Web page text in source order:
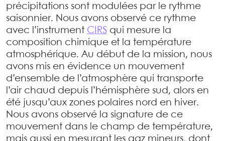
précipitations sont modulées par le rythme
saisonnier. Nous avons observé ce rythme
avec l’instrument CIRS qui mesure la
composition chimique et la température
atmosphérique. Au début de la mission, nous
avons mis en évidence un mouvement
d’ensemble de l’atmosphère qui transporte
l’air chaud depuis l’hémisphère sud, alors en
été jusqu’aux zones polaires nord en hiver.
Nous avons observé la signature de ce
mouvement dans le champ de température,
mais aussi en mesurant les gaz mineurs, dont